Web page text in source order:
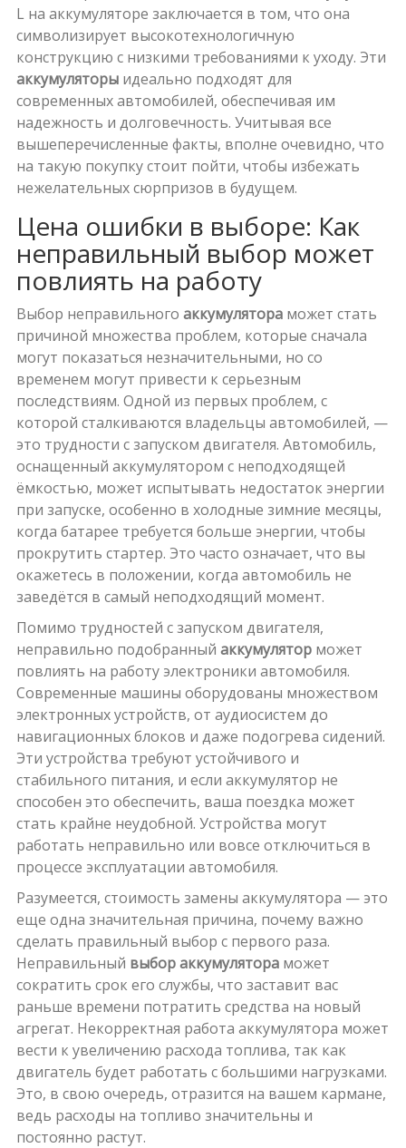
L на аккумуляторе заключается в том, что она
символизирует высокотехнологичную
конструкцию с низкими требованиями к уходу. Эти
аккумуляторыидеально подходят для
современных автомобилей, обеспечивая им
надежность и долговечность. Учитывая все
вышеперечисленные факты, вполне очевидно, что
на такую покупку стоит пойти, чтобы избежать
нежелательных сюрпризов в будущем.
Цена ошибки в выборе: Как
неправильный выбор может
повлиять на работу
Выбор неправильного аккумулятораможет стать
причиной множества проблем, которые сначала
могут показаться незначительными, но со
временем могут привести к серьезным
последствиям. Одной из первых проблем, с
которой сталкиваются владельцы автомобилей, —
это трудности с запуском двигателя. Автомобиль,
оснащенный аккумулятором с неподходящей
ёмкостью, может испытывать недостаток энергии
при запуске, особенно в холодные зимние месяцы,
когда батарее требуется больше энергии, чтобы
прокрутить стартер. Это часто означает, что вы
окажетесь в положении, когда автомобиль не
заведётся в самый неподходящий момент.
Помимо трудностей с запуском двигателя,
неправильно подобранный аккумуляторможет
повлиять на работу электроники автомобиля.
Современные машины оборудованы множеством
электронных устройств, от аудиосистем до
навигационных блоков и даже подогрева сидений.
Эти устройства требуют устойчивого и
стабильного питания, и если аккумулятор не
способен это обеспечить, ваша поездка может
стать крайне неудобной. Устройства могут
работать неправильно или вовсе отключиться в
процессе эксплуатации автомобиля.
Разумеется, стоимость замены аккумулятора — это
еще одна значительная причина, почему важно
сделать правильный выбор с первого раза.
Неправильный выбор аккумулятораможет
сократить срок его службы, что заставит вас
раньше времени потратить средства на новый
агрегат. Некорректная работа аккумулятора может
вести к увеличению расхода топлива, так как
двигатель будет работать с большими нагрузками.
Это, в свою очередь, отразится на вашем кармане,
ведь расходы на топливо значительны и
постоянно растут.